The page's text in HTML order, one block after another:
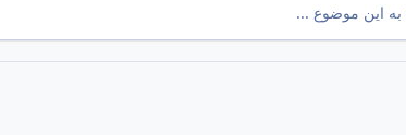
این موضوع ...